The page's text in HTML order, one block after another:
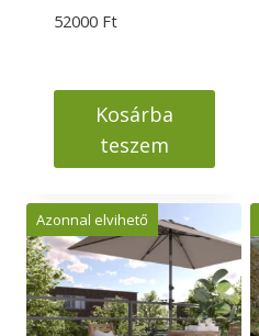
52000 Ft
Kosárba
teszem
Azonnal elvihető